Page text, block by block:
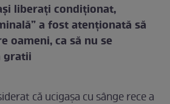
liberați condiționat,
a fost atenționată să
oameni, ca să nu se
gratii
că ucigașa cu sânge rece a